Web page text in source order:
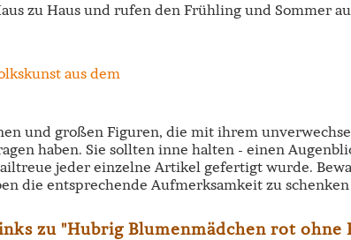
zu Haus und rufen den Frühling und Sommer
und großen Figuren, die mit ihrem
haben. Sie sollten inne halten - einen
jeder einzelne Artikel gefertigt wurde.
die entsprechende Aufmerksamkeit zu
zu "Hubrig Blumenmädchen rot ohne